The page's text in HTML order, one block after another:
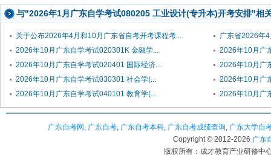
与"2026年1月广东自学考试080205 工业设计(专升本)开考安排"相
关于公布2026年4月和10月广东省自考开考课程考...
广东省2026年
2026年10月广东自学考试020301K 金融学...
2026年10月广
2026年10月广东自学考试020401 国际经济...
2026年10月广
2026年10月广东自学考试030301 社会学(...
2026年10月广
2026年10月广东自学考试040101 教育学(...
2026年10月广
广东自考网 , 广东自考, 广东自考本科, 广东自考成绩查询, 广东大学自
Copyright © 2012-2026 广东
版权所有：成才教育产业研修中